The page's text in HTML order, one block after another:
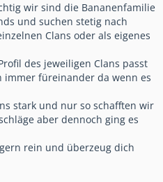
wir sind die Bananenfamilie
und suchen stetig nach
Clans oder als eigenes
des jeweiligen Clans passt
füreinander da wenn es
stark und nur so schafften wir
aber dennoch ging es
rein und überzeug dich